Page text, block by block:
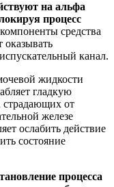
на альфа
процесс
средства
канал.
жидкости
гладкую
страдающих от
железе
ослабить действие
состояние
процесса